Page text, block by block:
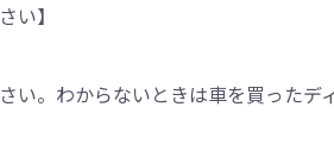
い】
。わからないときは車を買ったデ